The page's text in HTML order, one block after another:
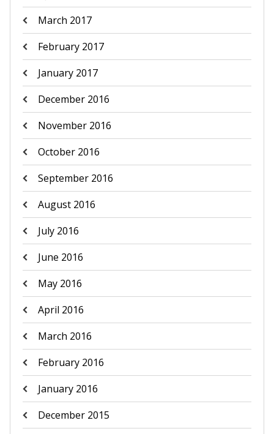
March 2017
February 2017
January 2017
December 2016
November 2016
October 2016
September 2016
August 2016
July 2016
June 2016
May 2016
April 2016
March 2016
February 2016
January 2016
December 2015